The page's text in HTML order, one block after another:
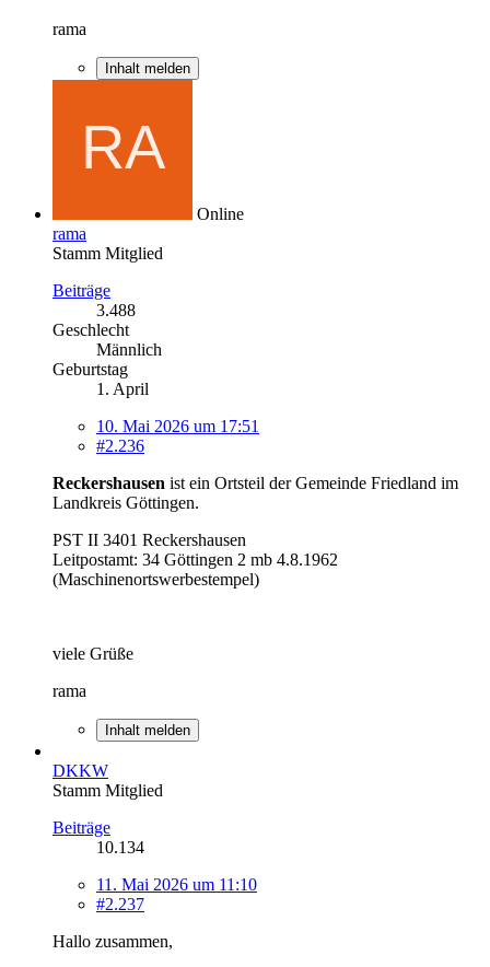
rama
Inhalt melden
Online
rama
Stamm Mitglied
Beiträge
3.488
Geschlecht
Männlich
Geburtstag
1. April
10. Mai 2026 um 17:51
#2.236
Reckershausen ist ein Ortsteil der Gemeinde Friedland im
Landkreis Göttingen.
PST II 3401 Reckershausen
Leitpostamt: 34 Göttingen 2 mb 4.8.1962
(Maschinenortswerbestempel)
viele Grüße
rama
Inhalt melden
DKKW
Stamm Mitglied
Beiträge
10.134
11. Mai 2026 um 11:10
#2.237
Hallo zusammen,